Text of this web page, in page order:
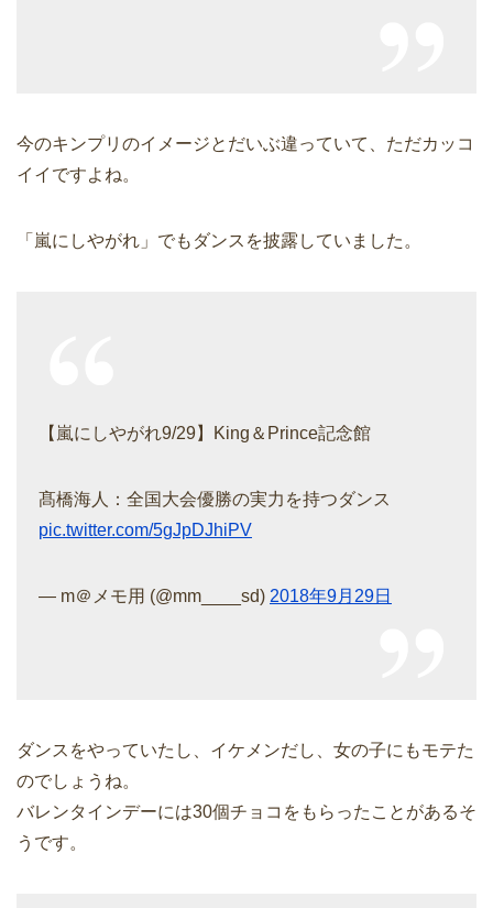
今のキンプリのイメージとだいぶ違っていて、ただカッコ
イイですよね。
「嵐にしやがれ」でもダンスを披露していました。
【嵐にしやがれ9/29】King＆Prince記念館
髙橋海人：全国大会優勝の実力を持つダンス
pic.twitter.com/5gJpDJhiPV
— m＠メモ用 (@mm____sd) 2018年9月29日
ダンスをやっていたし、イケメンだし、女の子にもモテた
のでしょうね。
バレンタインデーには30個チョコをもらったことがあるそ
うです。